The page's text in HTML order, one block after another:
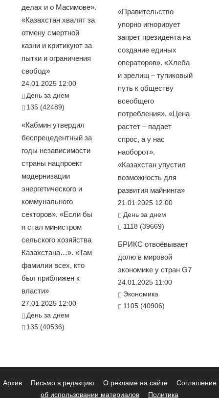
делах и о Масимове».
«Казахстан хвалят за
отмену смертной
казни и критикуют за
пытки и ограничения
свобод»
24.01.2025 12:00
День за днем
135 (42489)
«Кабмин утвердил
беспрецедентный за
годы независимости
страны нацпроект
модернизации
энергетического и
коммунального
секторов». «Если бы
я стал министром
сельского хозяйства
Казахстана…». «Там
фамилии всех, кто
был приближен к
власти»
27.01.2025 12:00
День за днем
135 (40536)
«Правительство
упорно игнорирует
запрет президента на
создание единых
операторов». «Хлеба
и зрелищ – тупиковый
путь к обществу
всеобщего
потребления». «Цена
растет – падает
спрос, а у нас
наоборот».
«Казахстан упустил
возможность для
развития майнинга»
21.01.2025 12:00
День за днем
1118 (39669)
БРИКС отвоёвывает
долю в мировой
экономике у стран G7
24.01.2025 11:00
Экономика
1105 (40906)
Архив Письмо в редакцию О рекламе на сайте
Соглашение
об использовании материалов
Политика